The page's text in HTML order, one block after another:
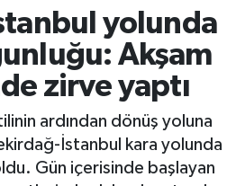
yolunda
Akşam
zirve yaptı
ardından dönüş yoluna
İstanbul kara yolunda
Gün içerisinde başlayan
Haritası
ve Fikstür